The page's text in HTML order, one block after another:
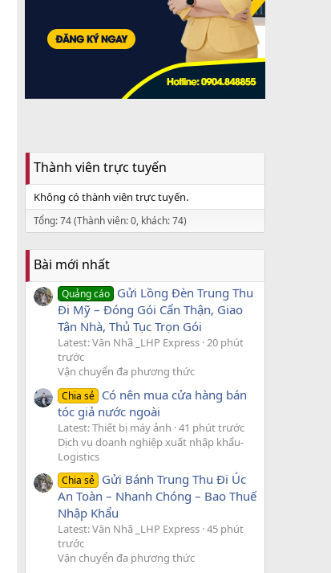
Thành viên trực tuyến
Không có thành viên trực tuyến.
Tổng: 74 (Thành viên: 0, khách: 74)
Bài mới nhất
Quảng cáo Gửi Lồng Đèn Trung Thu
Đi Mỹ – Đóng Gói Cẩn Thận, Giao
Tận Nhà, Thủ Tục Trọn Gói
Latest: Văn Nhã _LHP Express 20 phút
trước
Vận chuyển đa phương thức
Chia sẻ Có nên mua cửa hàng bán
tóc giả nước ngoài
Latest: Thiết bị máy ảnh 41 phút trước
Dịch vụ doanh nghiệp xuất nhập khẩu-
Logistics
Chia sẻ Gửi Bánh Trung Thu Đi Úc
An Toàn – Nhanh Chóng – Bao Thuế
Nhập Khẩu
Latest: Văn Nhã _LHP Express 45 phút
trước
Vận chuyển đa phương thức